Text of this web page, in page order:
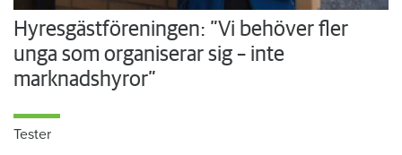
Hyresgästföreningen: ”Vi behöver fler
unga som organiserar sig – inte
marknadshyror”
Tester